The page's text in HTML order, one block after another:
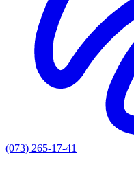
(073) 265-17-41